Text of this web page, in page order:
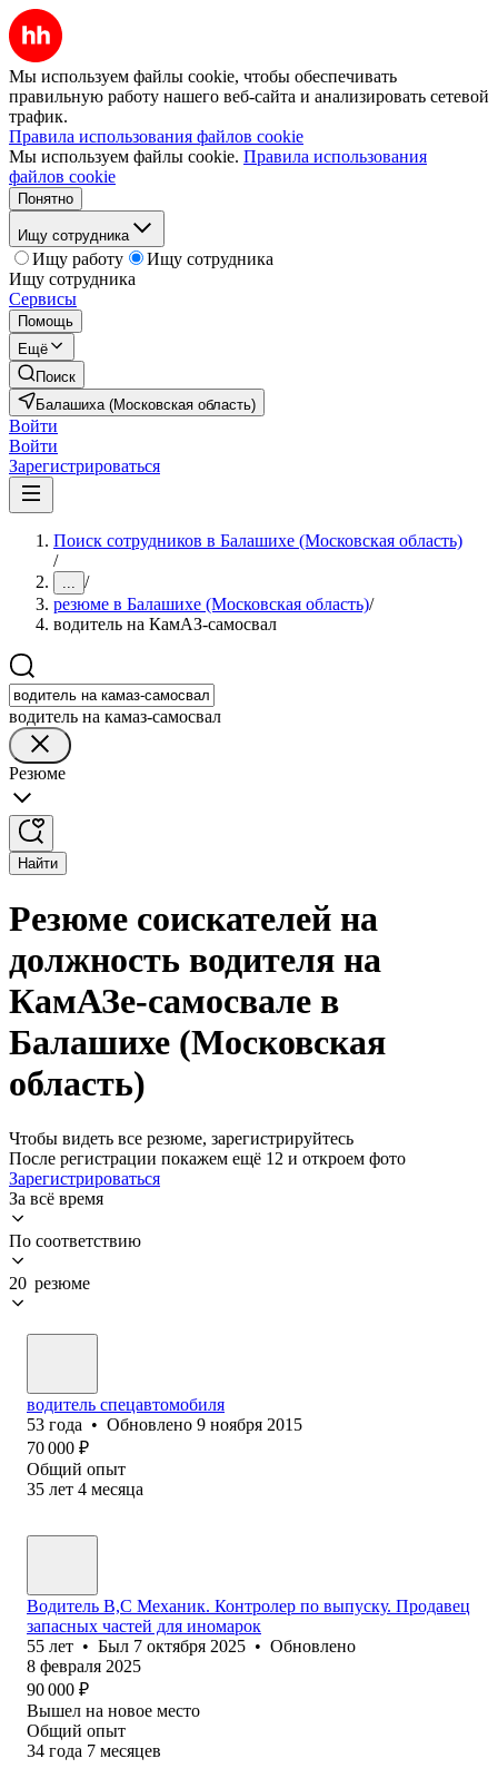
Мы используем файлы cookie, чтобы обеспечивать
правильную работу нашего веб-сайта и анализировать сетевой
трафик.
Правила использования файлов cookie
Мы используем файлы cookie. Правила использования
файлов cookie
Понятно
Ищу сотрудника
Ищу работу
Ищу сотрудника
Ищу сотрудника
Сервисы
Помощь
Ещё
Поиск
Балашиха (Московская область)
Войти
Войти
Зарегистрироваться
Поиск сотрудников в Балашихе (Московская область)
/
... /
резюме в Балашихе (Московская область)/
водитель на КамАЗ-самосвал
водитель на камаз-самосвал
Резюме
Найти
Резюме соискателей на
должность водителя на
КамАЗе-самосвале в
Балашихе (Московская
область)
Чтобы видеть все резюме, зарегистрируйтесь
После регистрации покажем ещё 12 и откроем фото
Зарегистрироваться
За всё время
По соответствию
20 резюме
водитель спецавтомобиля
53 года • Обновлено 9 ноября 2015
70 000 ₽
Общий опыт
35 лет 4 месяца
Водитель В,С Механик. Контролер по выпуску. Продавец
запасных частей для иномарок
55 лет • Был 7 октября 2025 • Обновлено
8 февраля 2025
90 000 ₽
Вышел на новое место
Общий опыт
34 года 7 месяцев